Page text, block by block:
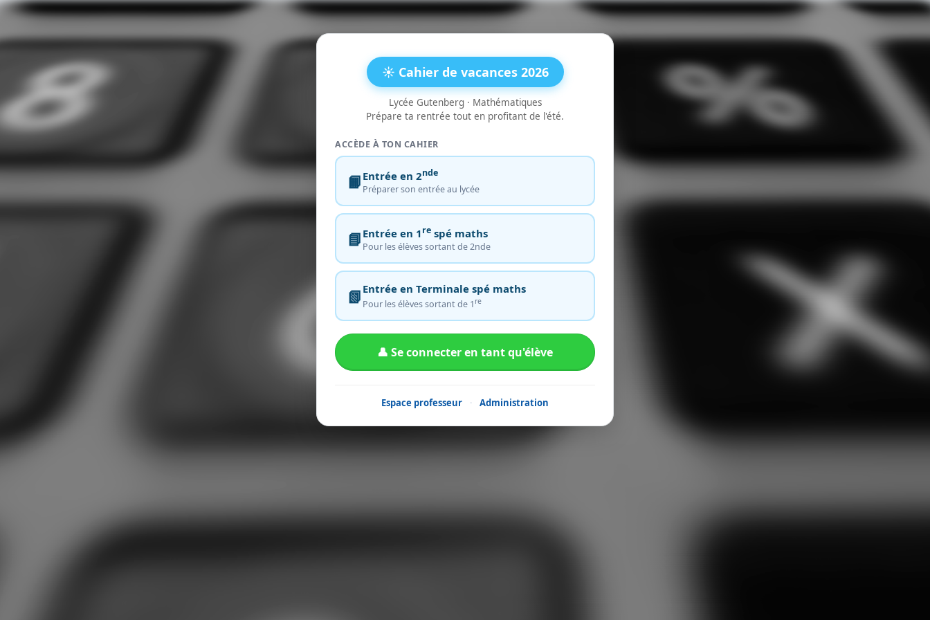
☀️ Cahier de vacances 2026
Lycée Gutenberg · Mathématiques
Prépare ta rentrée tout en profitant de l'été.
ACCÈDE À TON CAHIER
📙 Entrée en 2nde
Préparer son entrée au lycée
📘 Entrée en 1re spé maths
Pour les élèves sortant de 2nde
📗 Entrée en Terminale spé maths
Pour les élèves sortant de 1 re
👤 Se connecter en tant qu'élève
Espace professeur · Administration